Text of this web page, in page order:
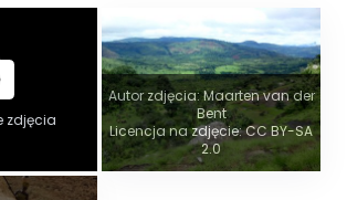
zdjęcia
Autor zdjęcia: Maarten van der
Bent
Licencja na zdjęcie: CC BY-SA
2.0
CC BY-SA